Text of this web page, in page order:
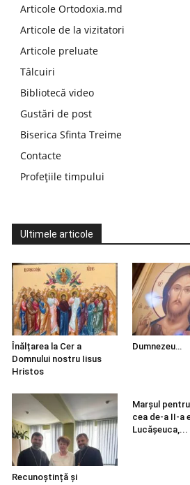
Articole Ortodoxia.md
Articole de la vizitatori
Articole preluate
Tâlcuiri
Bibliotecă video
Gustări de post
Biserica Sfinta Treime
Contacte
Profețiile timpului
Ultimele articole
Înălțarea la Cer a
Domnului nostru Iisus
Hristos
Dumnezeu…
Recunoștință și
Marșul
cea de-a II-a
Lucășeuca,...